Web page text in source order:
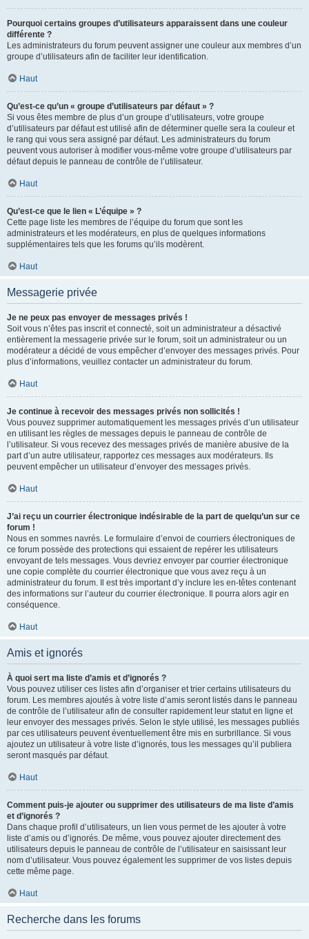
Pourquoi certains groupes d’utilisateurs apparaissent dans une couleur
différente ?
Les administrateurs du forum peuvent assigner une couleur aux membres d’un
groupe d’utilisateurs afin de faciliter leur identification.
Haut
Qu’est-ce qu’un « groupe d’utilisateurs par défaut » ?
Si vous êtes membre de plus d’un groupe d’utilisateurs, votre groupe
d’utilisateurs par défaut est utilisé afin de déterminer quelle sera la couleur et
le rang qui vous sera assigné par défaut. Les administrateurs du forum
peuvent vous autoriser à modifier vous-même votre groupe d’utilisateurs par
défaut depuis le panneau de contrôle de l’utilisateur.
Haut
Qu’est-ce que le lien « L’équipe » ?
Cette page liste les membres de l’équipe du forum que sont les
administrateurs et les modérateurs, en plus de quelques informations
supplémentaires tels que les forums qu’ils modèrent.
Haut
Messagerie privée
Je ne peux pas envoyer de messages privés !
Soit vous n’êtes pas inscrit et connecté, soit un administrateur a désactivé
entièrement la messagerie privée sur le forum, soit un administrateur ou un
modérateur a décidé de vous empêcher d’envoyer des messages privés. Pour
plus d’informations, veuillez contacter un administrateur du forum.
Haut
Je continue à recevoir des messages privés non sollicités !
Vous pouvez supprimer automatiquement les messages privés d’un utilisateur
en utilisant les règles de messages depuis le panneau de contrôle de
l’utilisateur. Si vous recevez des messages privés de manière abusive de la
part d’un autre utilisateur, rapportez ces messages aux modérateurs. Ils
peuvent empêcher un utilisateur d’envoyer des messages privés.
Haut
J’ai reçu un courrier électronique indésirable de la part de quelqu’un sur ce
forum !
Nous en sommes navrés. Le formulaire d’envoi de courriers électroniques de
ce forum possède des protections qui essaient de repérer les utilisateurs
envoyant de tels messages. Vous devriez envoyer par courrier électronique
une copie complète du courrier électronique que vous avez reçu à un
administrateur du forum. Il est très important d’y inclure les en-têtes contenant
des informations sur l’auteur du courrier électronique. Il pourra alors agir en
conséquence.
Haut
Amis et ignorés
À quoi sert ma liste d’amis et d’ignorés ?
Vous pouvez utiliser ces listes afin d’organiser et trier certains utilisateurs du
forum. Les membres ajoutés à votre liste d’amis seront listés dans le panneau
de contrôle de l’utilisateur afin de consulter rapidement leur statut en ligne et
leur envoyer des messages privés. Selon le style utilisé, les messages publiés
par ces utilisateurs peuvent éventuellement être mis en surbrillance. Si vous
ajoutez un utilisateur à votre liste d’ignorés, tous les messages qu’il publiera
seront masqués par défaut.
Haut
Comment puis-je ajouter ou supprimer des utilisateurs de ma liste d’amis
et d’ignorés ?
Dans chaque profil d’utilisateurs, un lien vous permet de les ajouter à votre
liste d’amis ou d’ignorés. De même, vous pouvez ajouter directement des
utilisateurs depuis le panneau de contrôle de l’utilisateur en saisissant leur
nom d’utilisateur. Vous pouvez également les supprimer de vos listes depuis
cette même page.
Haut
Recherche dans les forums